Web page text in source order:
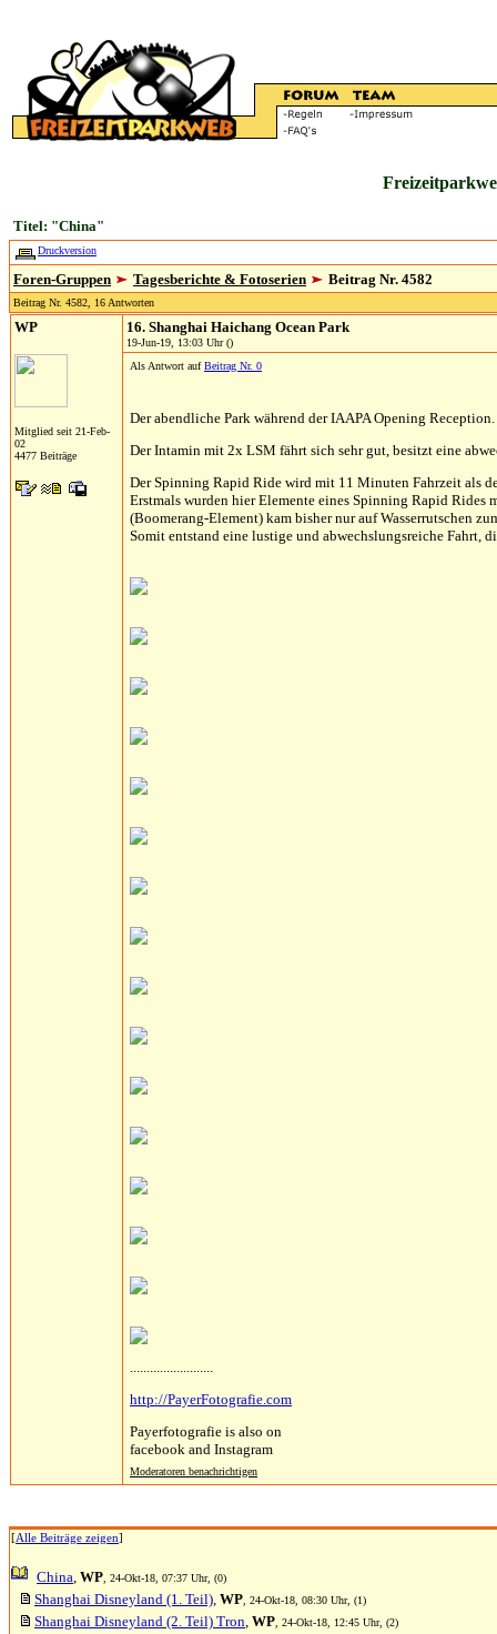
Titel: "China"
Druckversion
Foren-Gruppen Tagesberichte & Fotoserien Beitrag Nr. 4582
Beitrag Nr. 4582, 16 Antworten
WP
Mitglied seit 21-Feb-
02
4477 Beiträge
16. Shanghai Haichang Ocean Park
19-Jun-19, 13:03 Uhr ()
Als Antwort aufBeitrag Nr. 0
Der abendliche Park während der IAAPA Opening Reception.
Der Intamin mit 2x LSM fährt sich sehr gut, besitzt eine
Der Spinning Rapid Ride wird mit 11 Minuten Fahrzeit als
Erstmals wurden hier Elemente eines Spinning Rapid
(Boomerang-Element) kam bisher nur auf Wasserrutschen
Somit entstand eine lustige und abwechslungsreiche Fahrt,
.........................
http://PayerFotografie.com
Payerfotografie is also on
facebook and Instagram
Moderatoren benachrichtigen
[Alle Beiträge zeigen]
China, WP , 24-Okt-18, 07:37 Uhr, (0)
Shanghai Disneyland (1. Teil), WP , 24-Okt-18, 08:30 Uhr, (1)
Shanghai Disneyland (2. Teil) Tron, WP , 24-Okt-18, 12:45 Uhr, (2)